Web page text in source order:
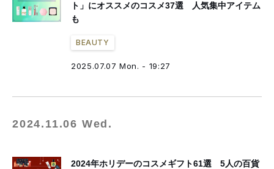
ト」にオススメのコスメ37選 人気集中アイテム
も
BEAUTY
2025.07.07 Mon. - 19:27
2024.11.06 Wed.
2024年ホリデーのコスメギフト61選 5人の百貨